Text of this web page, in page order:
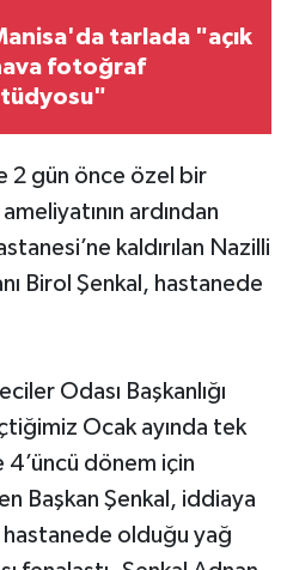
tarlada "açık
fotoğraf
2 gün önce özel bir
ardından
kaldırılan Nazilli
Birol Şenkal, hastanede
Odası Başkanlığı
Ocak ayında tek
dönem için
Başkan Şenkal, iddiaya
olduğu yağ